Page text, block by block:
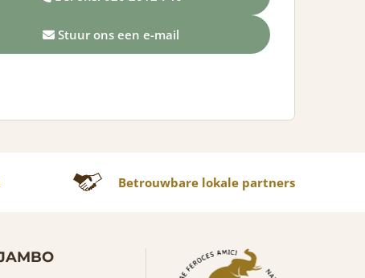
Stuur ons een e-mail
Betrouwbare lokale partners